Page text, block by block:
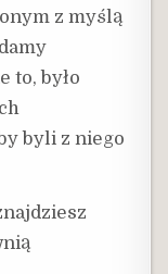
z myślą
to, było
byli z niego